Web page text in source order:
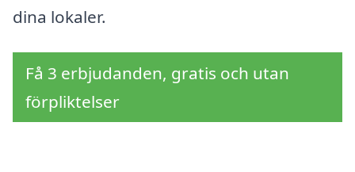
dina lokaler.
Få 3 erbjudanden, gratis och utan
förpliktelser